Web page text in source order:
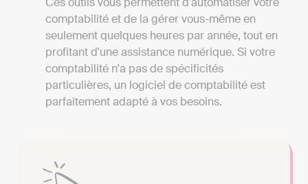
comptabilité et de la gérer vous-même en
seulement quelques heures par année, tout en
profitant d'une assistance numérique. Si votre
comptabilité n'a pas de spécificités
particulières, un logiciel de comptabilité est
parfaitement adapté à vos besoins.